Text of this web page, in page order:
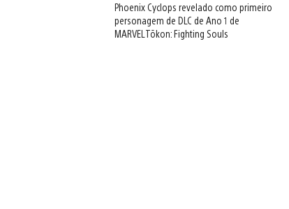
Phoenix Cyclops revelado como primeiro
personagem de DLC de Ano 1 de
MARVEL Tōkon: Fighting Souls